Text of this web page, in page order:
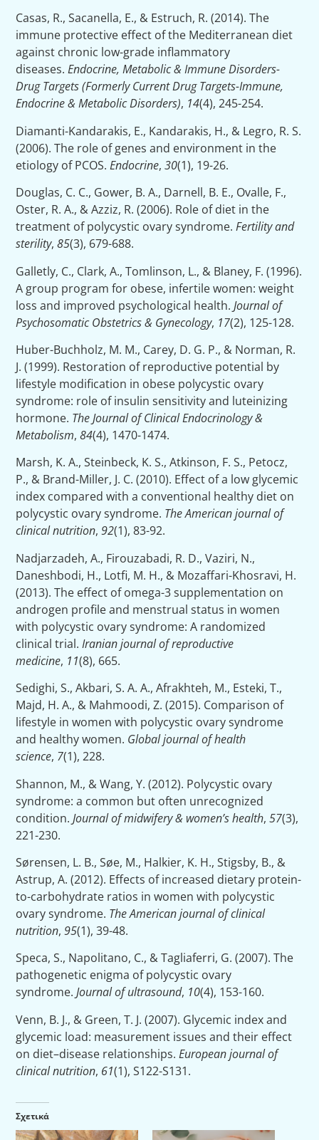
Casas, R., Sacanella, E., & Estruch, R. (2014). The
immune protective effect of the Mediterranean diet
against chronic low-grade inflammatory
diseases.Endocrine, Metabolic & Immune Disorders-
Drug Targets (Formerly Current Drug Targets-Immune,
Endocrine & Metabolic Disorders), 14(4), 245-254.
Diamanti-Kandarakis, E., Kandarakis, H., & Legro, R. S.
(2006). The role of genes and environment in the
etiology of PCOS.Endocrine,30(1), 19-26.
Douglas, C. C., Gower, B. A., Darnell, B. E., Ovalle, F.,
Oster, R. A., & Azziz, R. (2006). Role of diet in the
treatment of polycystic ovary syndrome.Fertility and
sterility,85(3), 679-688.
Galletly, C., Clark, A., Tomlinson, L., & Blaney, F. (1996).
A group program for obese, infertile women: weight
loss and improved psychological health.Journal of
Psychosomatic Obstetrics & Gynecology, 17(2), 125-128.
Huber-Buchholz, M. M., Carey, D. G. P., & Norman, R.
J. (1999). Restoration of reproductive potential by
lifestyle modification in obese polycystic ovary
syndrome: role of insulin sensitivity and luteinizing
hormone. The Journal of Clinical Endocrinology &
Metabolism,84(4), 1470-1474.
Marsh, K. A., Steinbeck, K. S., Atkinson, F. S., Petocz,
P., & Brand-Miller, J. C. (2010). Effect of a low glycemic
index compared with a conventional healthy diet on
polycystic ovary syndrome. The American journal of
clinical nutrition,92(1), 83-92.
Nadjarzadeh, A., Firouzabadi, R. D., Vaziri, N.,
Daneshbodi, H., Lotfi, M. H., & Mozaffari-Khosravi, H.
(2013). The effect of omega-3 supplementation on
androgen profile and menstrual status in women
with polycystic ovary syndrome: A randomized
clinical trial.Iranian journal of reproductive
medicine, 11(8), 665.
Sedighi, S., Akbari, S. A. A., Afrakhteh, M., Esteki, T.,
Majd, H. A., & Mahmoodi, Z. (2015). Comparison of
lifestyle in women with polycystic ovary syndrome
and healthy women. Global journal of health
science, 7(1), 228.
Shannon, M., & Wang, Y. (2012). Polycystic ovary
syndrome: a common but often unrecognized
condition.Journal of midwifery & women’s health,57(3),
221-230.
Sørensen, L. B., Søe, M., Halkier, K. H., Stigsby, B., &
Astrup, A. (2012). Effects of increased dietary protein-
to-carbohydrate ratios in women with polycystic
ovary syndrome. The American journal of clinical
nutrition,95(1), 39-48.
Speca, S., Napolitano, C., & Tagliaferri, G. (2007). The
pathogenetic enigma of polycystic ovary
syndrome.Journal of ultrasound, 10(4), 153-160.
Venn, B. J., & Green, T. J. (2007). Glycemic index and
glycemic load: measurement issues and their effect
on diet–disease relationships.European journal of
clinical nutrition, 61(1), S122-S131.
Σχετικά